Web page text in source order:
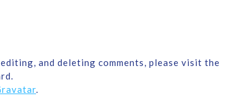
and deleting comments, please visit the
.